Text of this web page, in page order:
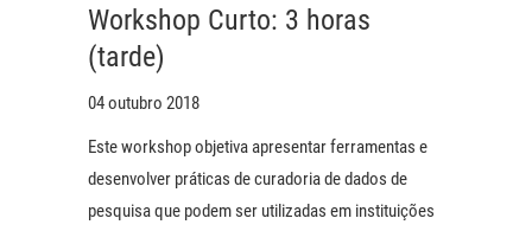
Workshop Curto: 3 horas
(tarde)
04 outubro 2018
Este workshop objetiva apresentar ferramentas e
desenvolver práticas de curadoria de dados de
pesquisa que podem ser utilizadas em instituições